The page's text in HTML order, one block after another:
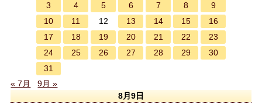
3
4 5 6 7 8
9
10
11 12 13 14 15
16
17
18 19 20 21 22
23
24
25 26 27 28 29
30
31
« 7月
9月 »
8月9日